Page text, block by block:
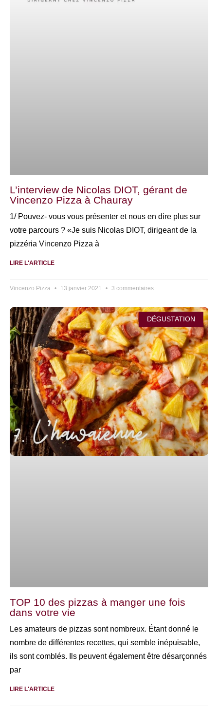
L’interview de Nicolas DIOT, gérant de
Vincenzo Pizza à Chauray
1/ Pouvez- vous vous présenter et nous en dire plus sur
votre parcours ? «Je suis Nicolas DIOT, dirigeant de la
pizzéria Vincenzo Pizza à
LIRE L'ARTICLE
Vincenzo Pizza 13 janvier 2021 3 commentaires
DÉGUSTATION
TOP 10 des pizzas à manger une fois
dans votre vie
Les amateurs de pizzas sont nombreux. Étant donné le
nombre de différentes recettes, qui semble inépuisable,
ils sont comblés. Ils peuvent également être désarçonnés
par
LIRE L'ARTICLE